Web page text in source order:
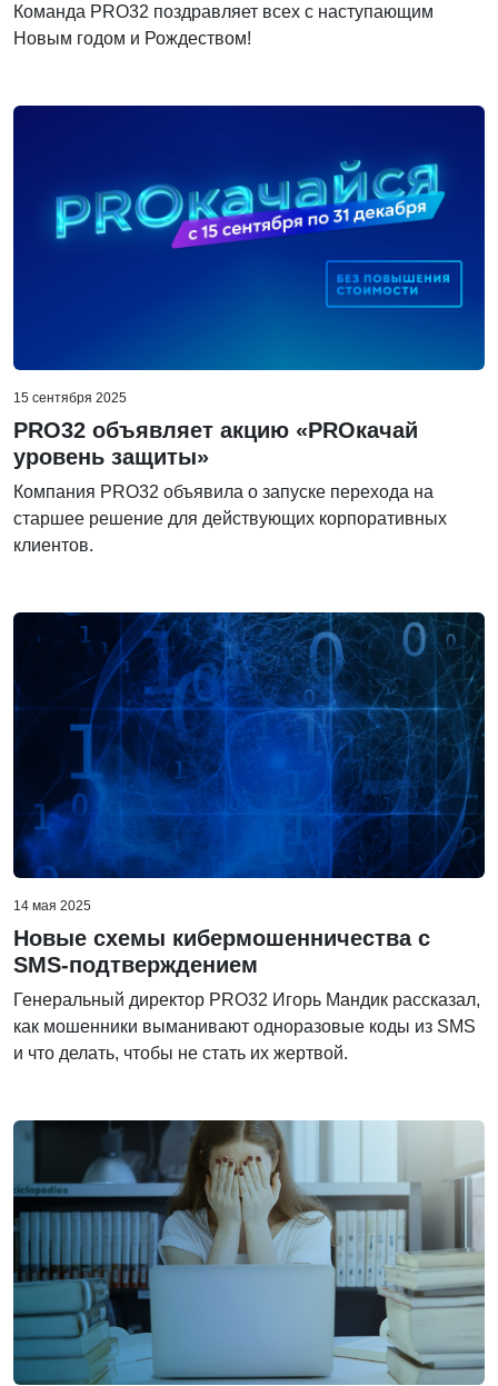
Команда PRO32 поздравляет всех с наступающим
Новым годом и Рождеством!
15 сентября 2025
PRO32 объявляет акцию «PROкачай
уровень защиты»
Компания PRO32 объявила о запуске перехода на
старшее решение для действующих корпоративных
клиентов.
14 мая 2025
Новые схемы кибермошенничества с
SMS-подтверждением
Генеральный директор PRO32 Игорь Мандик рассказал,
как мошенники выманивают одноразовые коды из SMS
и что делать, чтобы не стать их жертвой.